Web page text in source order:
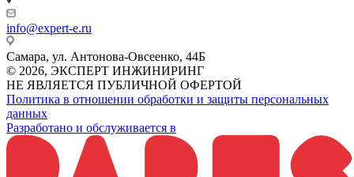
info@expert-e.ru
Самара, ул. Антонова-Овсеенко, 44Б
© 2026, ЭКСПЕРТ ИНЖИНИРИНГ
НЕ ЯВЛЯЕТСЯ ПУБЛИЧНОЙ ОФЕРТОЙ
Политика в отношении обработки и защиты персональных
данных
Разработано и обслуживается в